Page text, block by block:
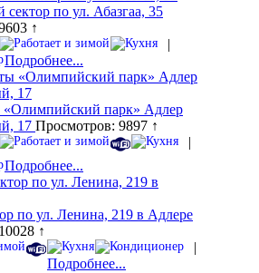
сектор по ул. Абазгаа, 35
↑
|
Подробнее...
«Олимпийский парк» Адлер
17 Просмотров: 9897 ↑
|
Подробнее...
по ул. Ленина, 219 в Адлере
↑
|
Подробнее...